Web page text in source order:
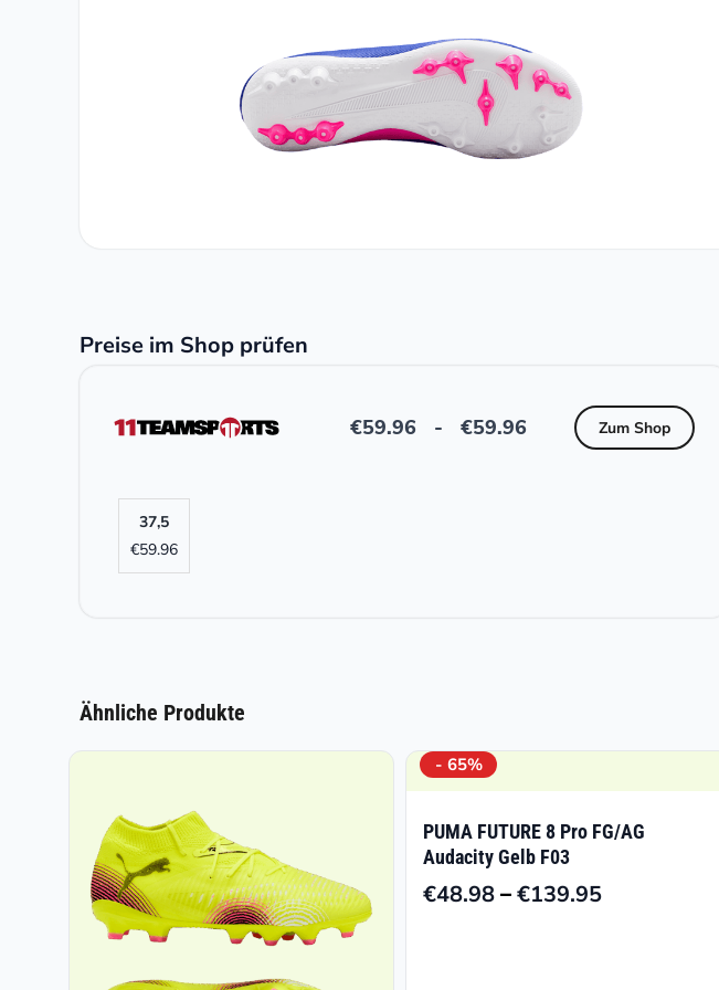
Preise im Shop prüfen
€59.96 - €59.96 Zum Shop
37,5
€59.96
Ähnliche Produkte
- 65%
PUMA FUTURE 8 Pro FG/AG
Audacity Gelb F03
€48.98–€139.95Preisspanne: